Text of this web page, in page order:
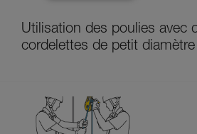
Utilisation des poulies avec
cordelettes de petit diamètre